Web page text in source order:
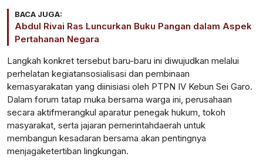
BACA JUGA:
Abdul Rivai Ras Luncurkan Buku Pangan dalam Aspek
Pertahanan Negara
Langkah konkret tersebut baru-baru ini diwujudkan melalui
perhelatan kegiatansosialisasi dan pembinaan
kemasyarakatan yang diinisiasi oleh PTPN IV Kebun Sei Garo.
Dalam forum tatap muka bersama warga ini, perusahaan
secara aktifmerangkul aparatur penegak hukum, tokoh
masyarakat, serta jajaran pemerintahdaerah untuk
membangun kesadaran bersama akan pentingnya
menjagaketertiban lingkungan.